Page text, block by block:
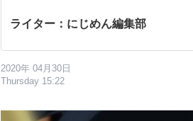
ライター：にじめん編集部
2020年 04月30日
Thursday 15:22